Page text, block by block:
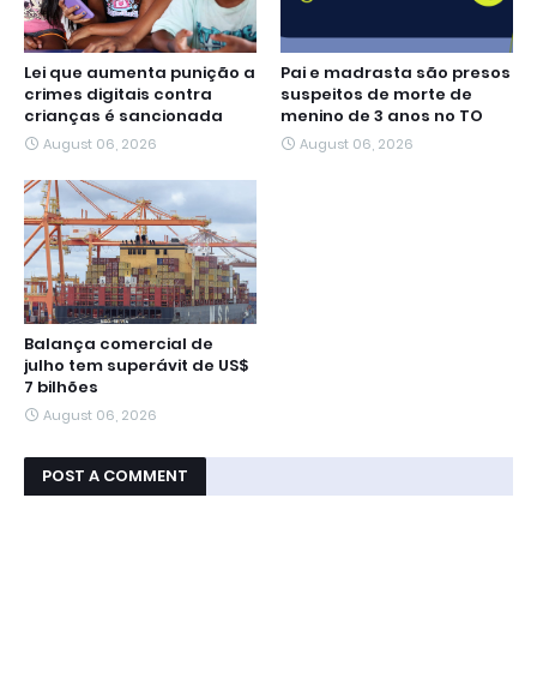
Lei que aumenta punição a
crimes digitais contra
crianças é sancionada
August 06, 2026
Pai e madrasta são presos
suspeitos de morte de
menino de 3 anos no TO
August 06, 2026
Balança comercial de
julho tem superávit de US$
7 bilhões
August 06, 2026
POST A COMMENT